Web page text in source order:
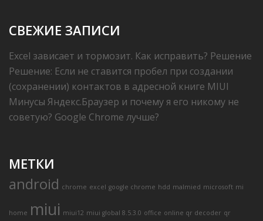
СВЕЖИЕ ЗАПИСИ
Excel зависает и тормозит. Как исправить? Решение
Решение: Если не ставится пробел при создании
(сохранении) контактов в адресной книге MIUI
Минусы Яндекс.Браузер и почему я его никому не
советую? Google Chrome лучше?
МЕТКИ
android chrome excel google chrome hdd malmied microsoft mi
home miui miui12 miui global 8.5.3.0 office online qr decoder qr